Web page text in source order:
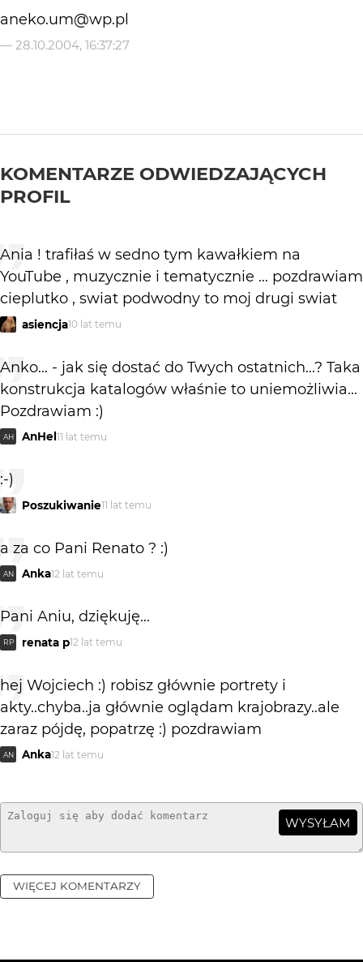
aneko.um@wp.pl
— 28.10.2004, 16:37:27
KOMENTARZE ODWIEDZAJĄCYCH
PROFIL
Ania ! trafiłaś w sedno tym kawałkiem na
YouTube , muzycznie i tematycznie ... pozdrawiam
cieplutko , swiat podwodny to moj drugi swiat
asiencja10 lat temu
Anko... - jak się dostać do Twych ostatnich...? Taka
konstrukcja katalogów właśnie to uniemożliwia...
Pozdrawiam :)
AH AnHel 11 lat temu
:-)
Poszukiwanie11 lat temu
a za co Pani Renato ? :)
AN Anka12 lat temu
Pani Aniu, dziękuję...
RP renata p12 lat temu
hej Wojciech :) robisz głównie portrety i
akty..chyba..ja głównie oglądam krajobrazy..ale
zaraz pójdę, popatrzę :) pozdrawiam
AN Anka12 lat temu
WYSYŁAM
WIĘCEJ KOMENTARZY